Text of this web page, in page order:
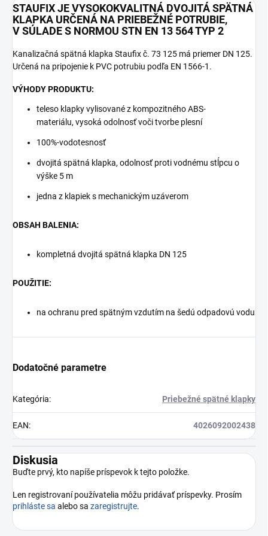
STAUFIX JE VYSOKOKVALITNÁ DVOJITÁ SPÄTNÁ
KLAPKA URČENÁ NA PRIEBEŽNÉ POTRUBIE,
V SÚLADE S NORMOU STN EN 13 564 TYP 2
Kanalizačná spätná klapka Staufix č. 73 125 má priemer DN 125.
Určená na pripojenie k PVC potrubiu podľa EN 1566-1.
VÝHODY PRODUKTU:
teleso klapky vylisované z kompozitného ABS-
materiálu, vysoká odolnosť voči tvorbe plesní
100%-vodotesnosť
dvojitá spätná klapka, odolnosť proti vodnému stĺpcu o
výške 5 m
jedna z klapiek s mechanickým uzáverom
OBSAH BALENIA:
kompletná dvojitá spätná klapka DN 125
POUŽITIE:
na ochranu pred spätným vzdutím na šedú odpadovú vodu
Dodatočné parametre
Kategória: Priebežné spätné klapky
EAN: 4026092002438
Diskusia
Buďte prvý, kto napíše príspevok k tejto položke.
Len registrovaní používatelia môžu pridávať príspevky. Prosím
prihláste sa alebo sa zaregistrujte.